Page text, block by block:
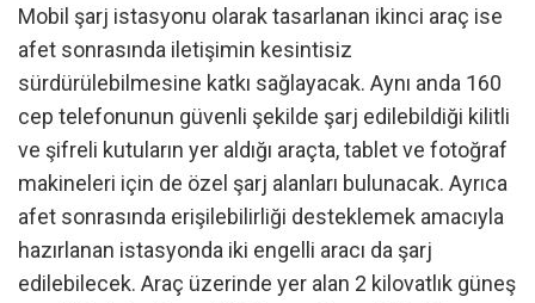
Mobil şarj istasyonu olarak tasarlanan ikinci araç ise
afet sonrasında iletişimin kesintisiz
sürdürülebilmesine katkı sağlayacak. Aynı anda 160
cep telefonunun güvenli şekilde şarj edilebildiği kilitli
ve şifreli kutuların yer aldığı araçta, tablet ve fotoğraf
makineleri için de özel şarj alanları bulunacak. Ayrıca
afet sonrasında erişilebilirliği desteklemek amacıyla
hazırlanan istasyonda iki engelli aracı da şarj
edilebilecek. Araç üzerinde yer alan 2 kilovatlık güneş